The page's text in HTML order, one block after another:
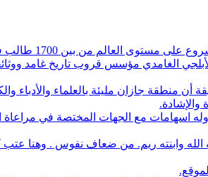
1700 طالب في آيسف الدولي لعام 2022م.
الغامدي مؤسس قروب تاريخ غامد
جازان مليئة بالعلماء والأدباء
والإشادة.
اسهامات مع الجهات المختصة في مراعاة
وابنته ريم. من ضعاف نفوس . وهنا